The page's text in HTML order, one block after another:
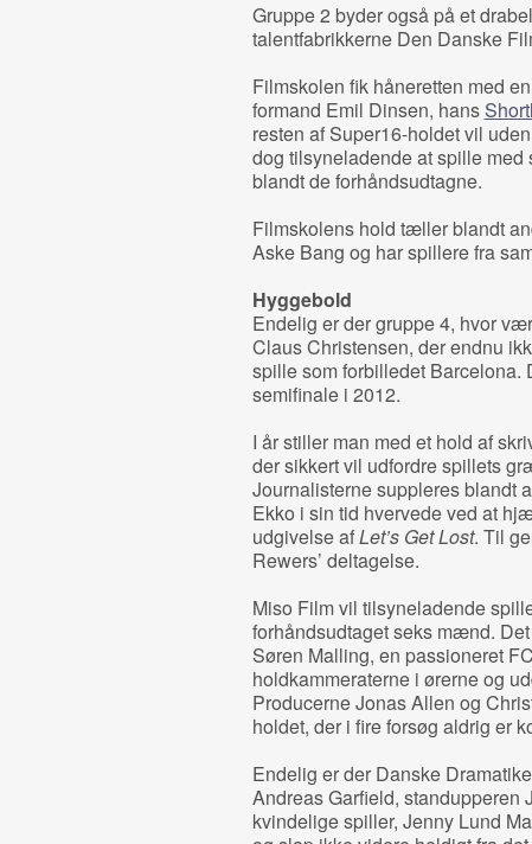
Gruppe 2 byder også på et
talentfabrikkerne Den Danske
Filmskolen fik håneretten med
formand Emil Dinsen, hans
resten af Super16-holdet vil
dog tilsyneladende at spille
blandt de forhåndsudtagne.
Filmskolens hold tæller blandt
Aske Bang og har spillere fra
Hyggebold
Endelig er der gruppe 4, hvor
Claus Christensen, der endnu
spille som forbilledet Barcelona.
semifinale i 2012.
I år stiller man med et hold af
der sikkert vil udfordre spillets
Journalisterne suppleres blandt
Ekko i sin tid hvervede ved at
udgivelse afLet’s Get Lost. Til
Rewers’ deltagelse.
Miso Film vil tilsyneladende
forhåndsudtaget seks mænd.
Søren Malling, en passioneret
holdkammeraterne i ørerne og
Producerne Jonas Allen og
holdet, der i fire forsøg aldrig er
Endelig er der Danske
Andreas Garfield,
kvindelige spiller, Jenny Lund